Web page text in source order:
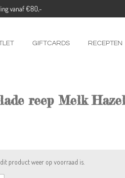
vanaf €80,-
GIFTCARDS RECEPTEN
reep Melk
product weer op voorraad is.